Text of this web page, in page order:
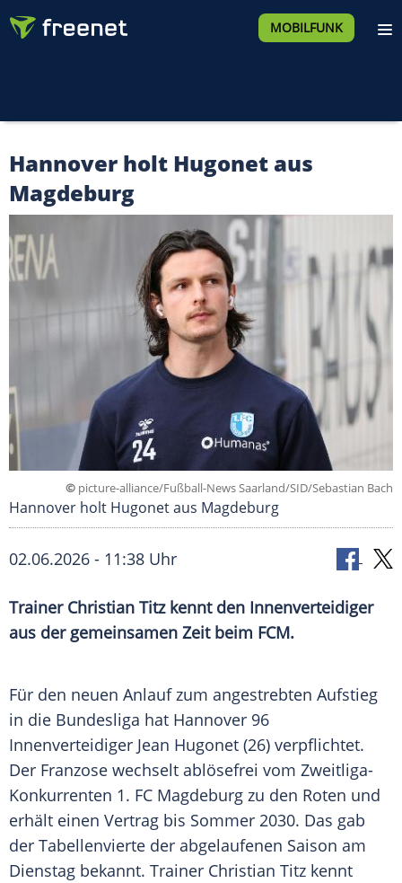
MOBILFUNK
Hannover holt Hugonet aus
Magdeburg
© picture-alliance/Fußball-News Saarland/SID/Sebastian Bach
Hannover holt Hugonet aus Magdeburg
02.06.2026 - 11:38 Uhr
Trainer Christian Titz kennt den Innenverteidiger
aus der gemeinsamen Zeit beim FCM.
Für den neuen Anlauf zum angestrebten Aufstieg
in die Bundesliga hat Hannover 96
Innenverteidiger Jean Hugonet (26) verpflichtet.
Der Franzose wechselt ablösefrei vom Zweitliga-
Konkurrenten 1. FC Magdeburg zu den Roten und
erhält einen Vertrag bis Sommer 2030. Das gab
der Tabellenvierte der abgelaufenen Saison am
Dienstag bekannt. Trainer Christian Titz kennt